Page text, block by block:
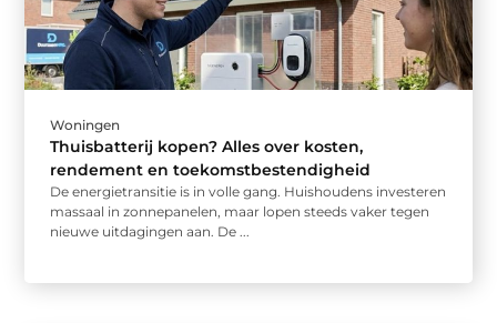
Woningen
Thuisbatterij kopen? Alles over kosten,
rendement en toekomstbestendigheid
De energietransitie is in volle gang. Huishoudens investeren
massaal in zonnepanelen, maar lopen steeds vaker tegen
nieuwe uitdagingen aan. De ...